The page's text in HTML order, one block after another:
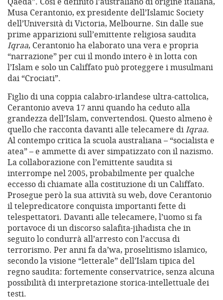
Musa Cerantonio, ex presidente dell’Islamic Society
dell’Università di Victoria, Melbourne. Sin dalle sue
prime apparizioni sull’emittente religiosa saudita
Iqraa, Cerantonio ha elaborato una vera e propria
“narrazione” per cui il mondo intero è in lotta con
l’Islam e solo un Califfato può proteggere i musulmani
dai “Crociati”.
Figlio di una coppia calabro-irlandese ultra-cattolica,
Cerantonio aveva 17 anni quando ha ceduto alla
grandezza dell’Islam, convertendosi. Questo almeno è
quello che racconta davanti alle telecamere diIqraa.
Al contempo critica la scuola australiana – “socialista e
atea” – e ammette di aver simpatizzato con il nazismo.
La collaborazione con l’emittente saudita si
interrompe nel 2005, probabilmente per qualche
eccesso di chiamate alla costituzione di un Califfato.
Prosegue però la sua attività su web, dove Cerantonio
il telepredicatore conquista importanti fette di
telespettatori. Davanti alle telecamere, l’uomo si fa
portavoce di un discorso salafita-jihadista che in
seguito lo condurrà all’arresto con l’accusa di
terrorismo. Per anni fa da’wa, proselitismo islamico,
secondo la visione “letterale” dell’Islam tipica del
regno saudita: fortemente conservatrice, senza alcuna
possibilità di interpretazione storica-intellettuale dei
testi.